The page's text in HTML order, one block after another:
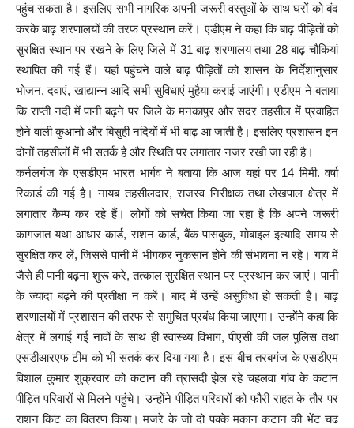
पहुंच सकता है। इसलिए सभी नागरिक अपनी जरूरी वस्तुओं के साथ घरों को बंद
करके बाढ़ शरणालयों की तरफ प्रस्थान करें। एडीएम ने कहा कि बाढ़ पीड़ितों को
सुरक्षित स्थान पर रखने के लिए जिले में 31 बाढ़ शरणालय तथा 28 बाढ़ चौकियां
स्थापित की गई हैं। यहां पहुंचने वाले बाढ़ पीड़ितों को शासन के निर्देशानुसार
भोजन, दवाएं, खाद्यान्न आदि सभी सुविधाएं मुहैया कराई जाएंगी। एडीएम ने बताया
कि राप्ती नदी में पानी बढ़ने पर जिले के मनकापुर और सदर तहसील में प्रवाहित
होने वाली कुआनो और बिसुही नदियों में भी बाढ़ आ जाती है। इसलिए प्रशासन इन
दोनों तहसीलों में भी सतर्क है और स्थिति पर लगातार नजर रखी जा रही है।
कर्नलगंज के एसडीएम भारत भार्गव ने बताया कि आज यहां पर 14 मिमी. वर्षा
रिकार्ड की गई है। नायब तहसीलदार, राजस्व निरीक्षक तथा लेखपाल क्षेत्र में
लगातार कैम्प कर रहे हैं। लोगों को सचेत किया जा रहा है कि अपने जरूरी
कागजात यथा आधार कार्ड, राशन कार्ड, बैंक पासबुक, मोबाइल इत्यादि समय से
सुरक्षित कर लें, जिससे पानी में भीगकर नुकसान होने की संभावना न रहे। गांव में
जैसे ही पानी बढ़ना शुरू करे, तत्काल सुरक्षित स्थान पर प्रस्थान कर जाएं। पानी
के ज्यादा बढ़ने की प्रतीक्षा न करें। बाद में उन्हें असुविधा हो सकती है। बाढ़
शरणालयों में प्रशासन की तरफ से समुचित प्रबंध किया जाएगा। उन्होंने कहा कि
क्षेत्र में लगाई गई नावों के साथ ही स्वास्थ्य विभाग, पीएसी की जल पुलिस तथा
एसडीआरएफ टीम को भी सतर्क कर दिया गया है। इस बीच तरबगंज के एसडीएम
विशाल कुमार शुक्रवार को कटान की त्रासदी झेल रहे चहलवा गांव के कटान
पीड़ित परिवारों से मिलने पहुंचे। उन्होंने पीड़ित परिवारों को फौरी राहत के तौर पर
राशन किट का वितरण किया। मजरे के जो दो पक्के मकान कटान की भेंट चढ